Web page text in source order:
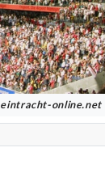
eintracht-online.net